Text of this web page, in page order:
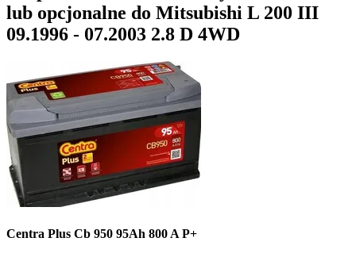
lub opcjonalne do Mitsubishi L 200 III
09.1996 - 07.2003 2.8 D 4WD
Centra Plus Cb 950 95Ah 800 A P+